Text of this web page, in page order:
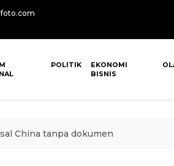
POLITIK
EKONOMI
BISNIS
China tanpa dokumen